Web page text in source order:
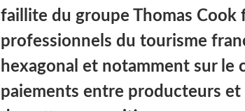
faillite du groupe Thomas Cook
professionnels du tourisme
hexagonal et notamment sur le
paiements entre producteurs